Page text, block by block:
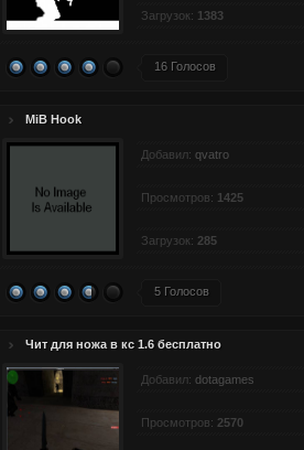
Загрузок: 1383
16 Голосов
MiB Hook
Добавил: qvatro
Просмотров: 1425
Загрузок: 285
5 Голосов
Чит для ножа в кс 1.6 бесплатно
Добавил: dotagames
Просмотров: 2570